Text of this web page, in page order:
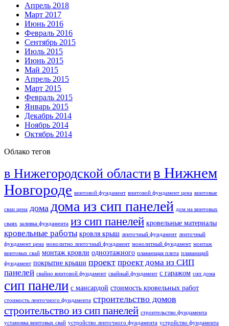
Апрель 2018
Март 2017
Июнь 2016
Февраль 2016
Сентябрь 2015
Июль 2015
Июнь 2015
Май 2015
Апрель 2015
Март 2015
Февраль 2015
Январь 2015
Декабрь 2014
Ноябрь 2014
Октябрь 2014
Облако тегов
в Нижегородской областив Нижнем
Новгороде винтовой фундамент винтовой фундамент цена винтовые
сваи цена дома дома из сип панелей дом на винтовых
сваях заливка фундамента из сип панелей кровельные материалы
кровельные работы кровля крыш ленточный фундамент ленточный
фундамент цена монолитно ленточный фундамент монолитный фундамент монтаж
винтовых свай монтаж кровли одноэтажного плавающая плита плавающий
фундамент покрытие крыши проект проект дома из СИП
панелей свайно винтовой фундамент свайный фундамент с гаражом сип дома
сип панели с мансардой стоимость кровельных работ
стоимость ленточного фундамента строительство домов
строительство из сип панелей строительство фундамента
установка винтовых свай устройство ленточного фундамента устройство фундамента